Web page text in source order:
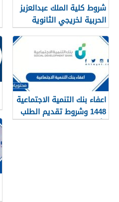
شروط كلية الملك عبدالعزيز
الحربية لخريجي الثانوية
1448
اعفاء بنك التنمية الاجتماعية
1448 وشروط تقديم الطلب
وأهم الأوراق والمستندات